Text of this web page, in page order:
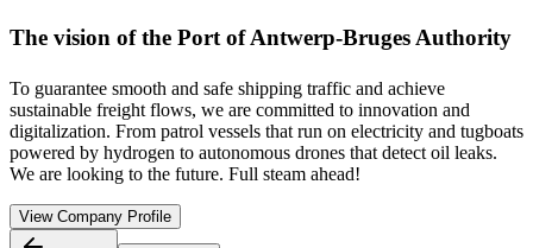
The vision of the Port of Antwerp-Bruges Authority
To guarantee smooth and safe shipping traffic and achieve
sustainable freight flows, we are committed to innovation and
digitalization. From patrol vessels that run on electricity and tugboats
powered by hydrogen to autonomous drones that detect oil leaks.
We are looking to the future. Full steam ahead!
View Company Profile